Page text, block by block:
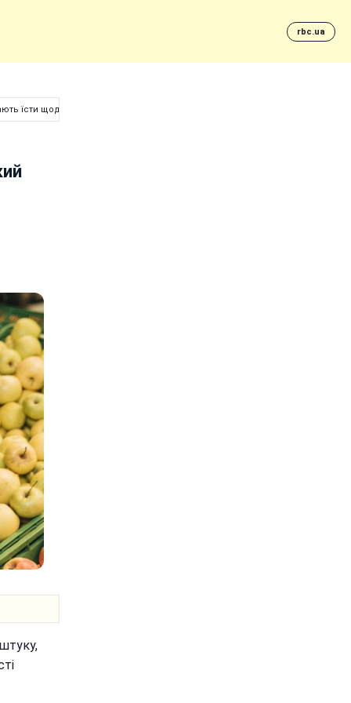
rbc.ua
їсти щодня